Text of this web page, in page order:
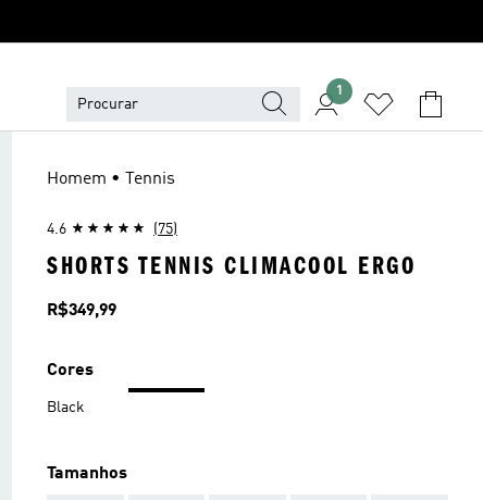
1
Homem • Tennis
4.6 (75)
SHORTS TENNIS CLIMACOOL ERGO
Preço
R$349,99
Cores
Black
Tamanhos